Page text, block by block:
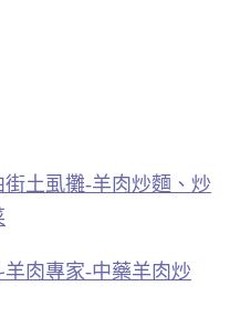
街土虱攤-羊肉炒麵、炒
羊肉專家-中藥羊肉炒